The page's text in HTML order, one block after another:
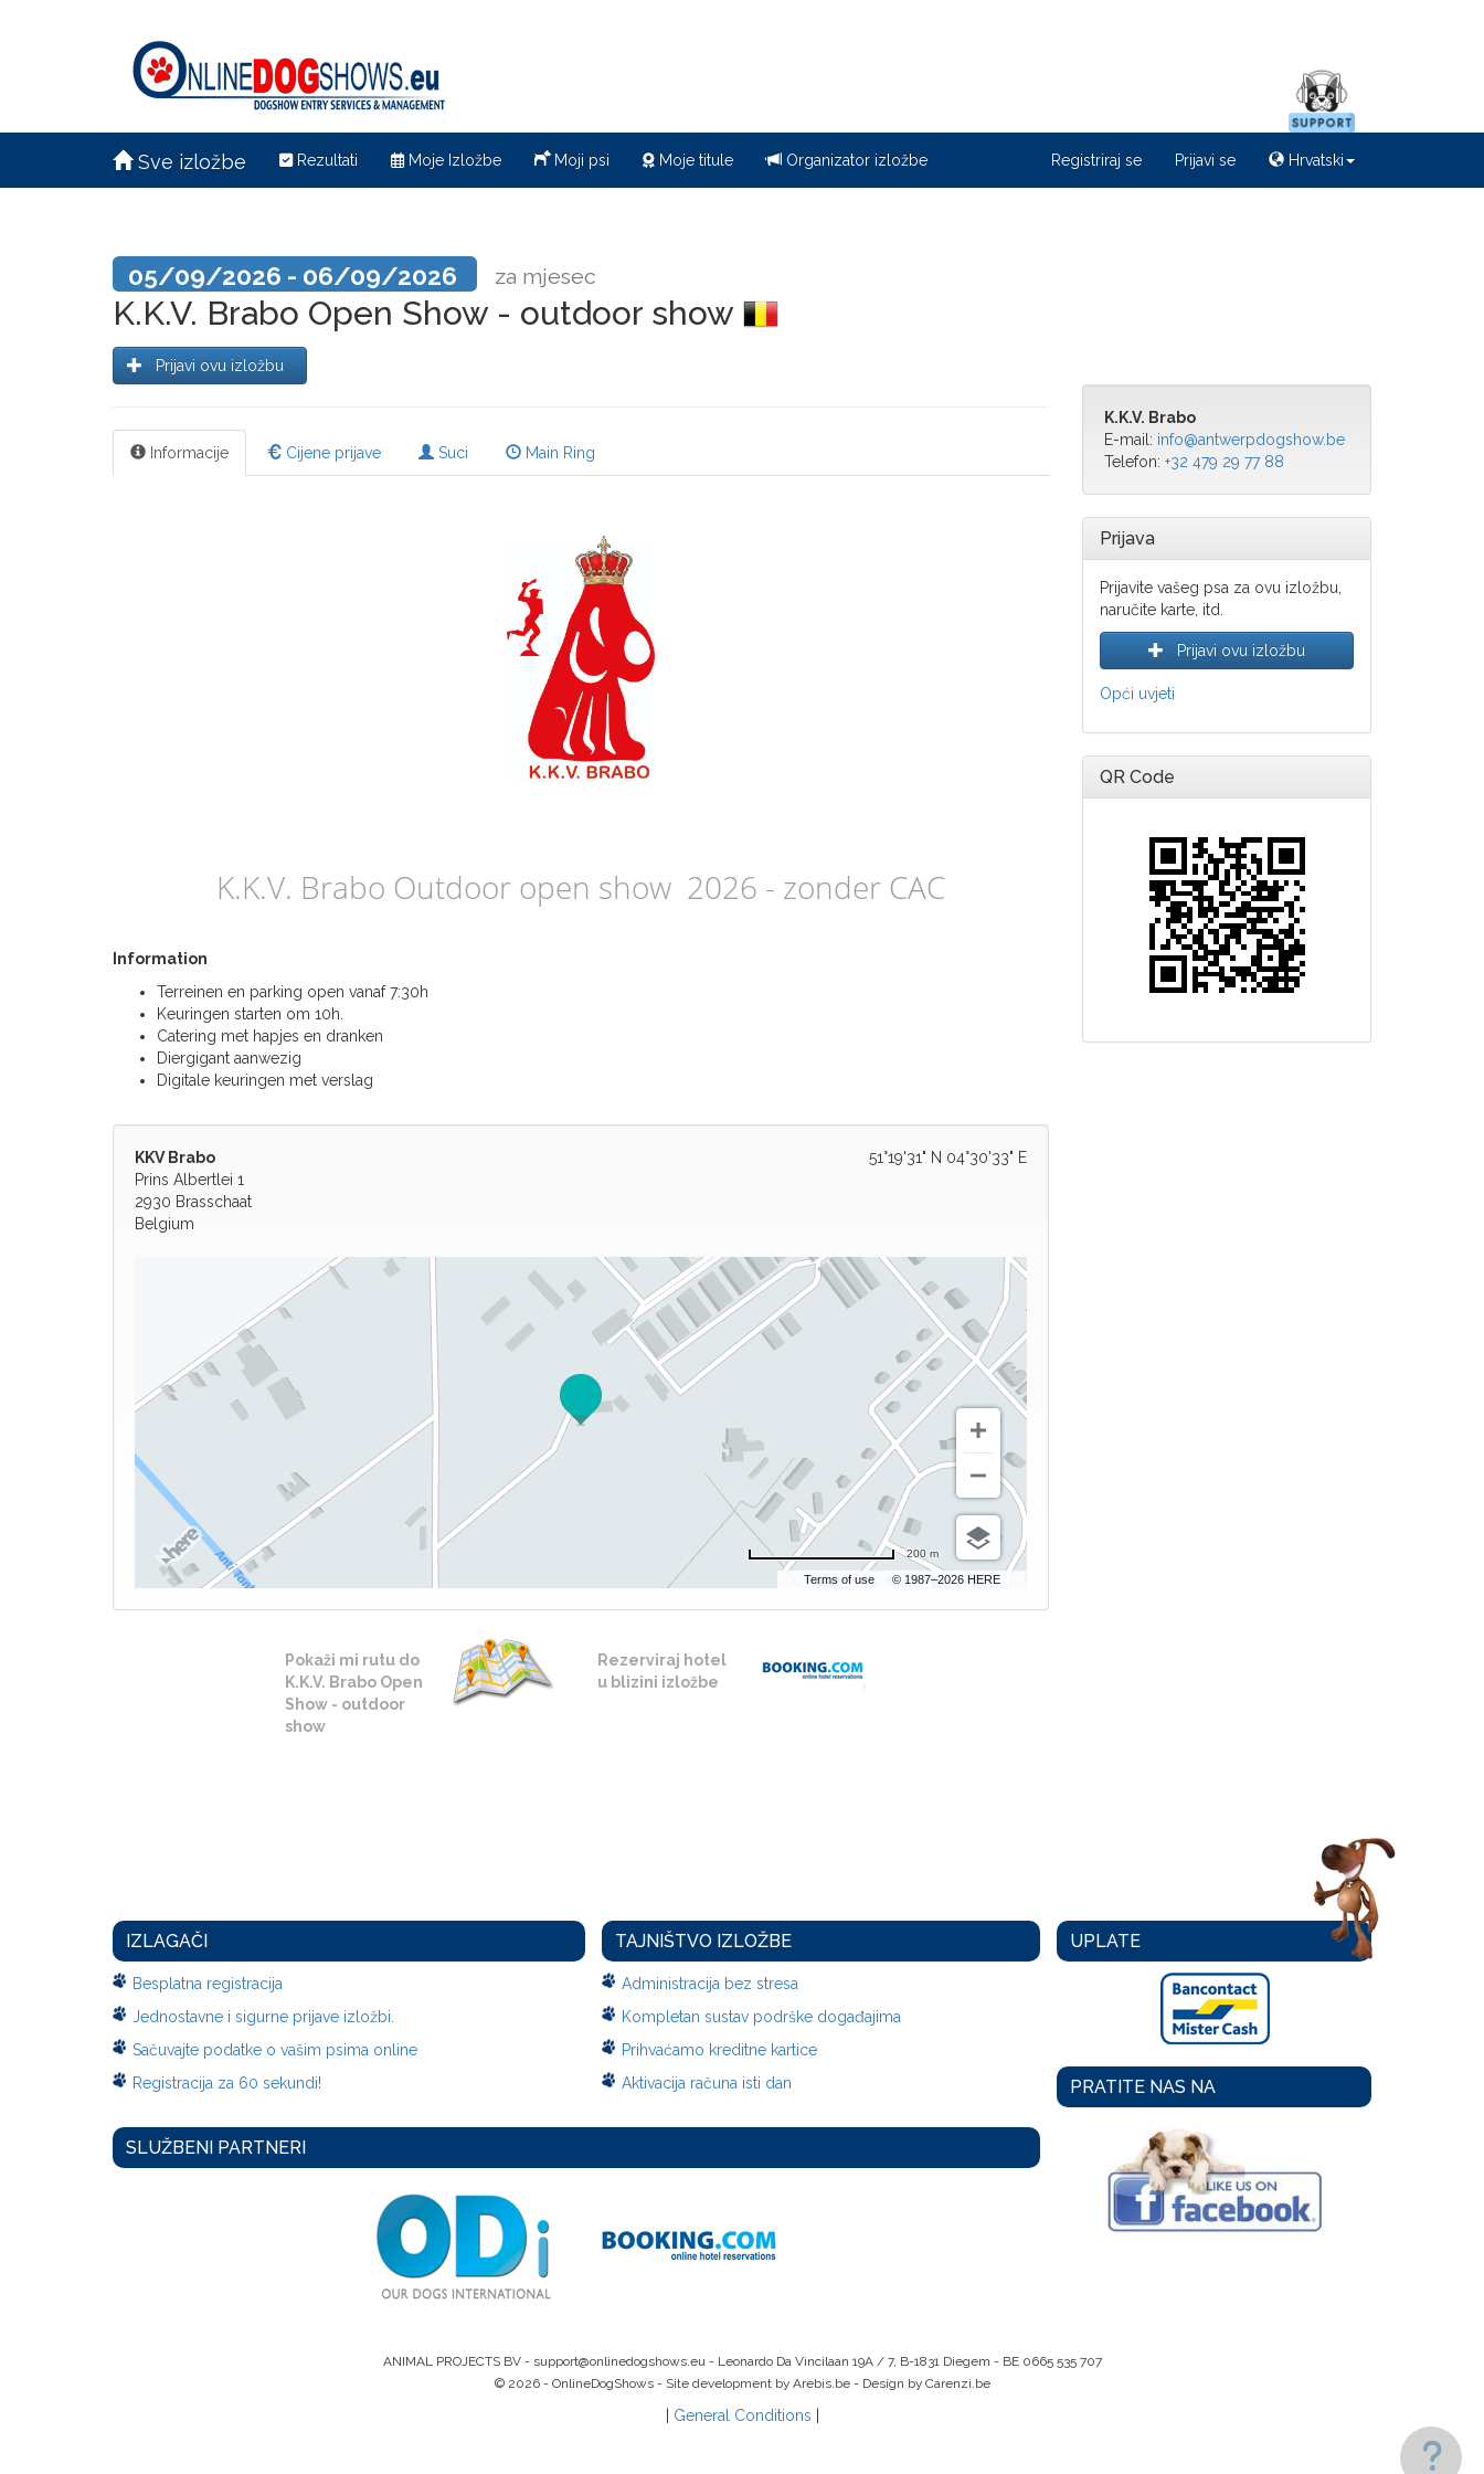
Sve izložbe Rezultati Moje Izložbe Moji psi Moje titule Organizator izložbe Registriraj se Prijavi se Hrvatski
05/09/2026 - 06/09/2026 za mjesec
K.K.V. Brabo Open Show - outdoor show
Prijavi ovu izložbu
Informacije Cijene prijave Suci Main Ring
K.K.V. Brabo Outdoor open show 2026 - zonder CAC
Information
Terreinen en parking open vanaf 7:30h
Keuringen starten om 10h.
Catering met hapjes en dranken
Diergigant aanwezig
Digitale keuringen met verslag
51°19'31" N 04°30'33" E
KKV Brabo
Prins Albertlei 1
2930 Brasschaat
Belgium
Terms of use © 1987–2026 HERE
200 m
Pokaži mi rutu do
K.K.V. Brabo Open
Show - outdoor
show
Rezerviraj hotel
u blizini izložbe
K.K.V. Brabo
E-mail: info@antwerpdogshow.be
Telefon: +32 479 29 77 88
Prijava
Prijavite vašeg psa za ovu izložbu,
naručite karte, itd.
Prijavi ovu izložbu
Opći uvjeti
QR Code
IZLAGAČI
Besplatna registracija
Jednostavne i sigurne prijave izložbi.
Sačuvajte podatke o vašim psima online
Registracija za 60 sekundi!
TAJNIŠTVO IZLOŽBE
Administracija bez stresa
Kompletan sustav podrške događajima
Prihvaćamo kreditne kartice
Aktivacija računa isti dan
SLUŽBENI PARTNERI
UPLATE
PRATITE NAS NA
ANIMAL PROJECTS BV - support@onlinedogshows.eu- Leonardo Da Vincilaan 19A / 7, B-1831 Diegem - BE 0665 535 707
© 2026 - OnlineDogShows - Site development by Arebis.be - Design by Carenzi.be
General Conditions